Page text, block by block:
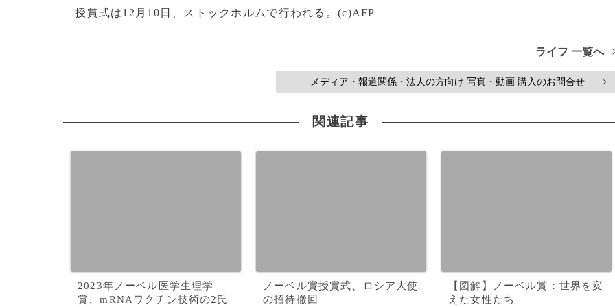
授賞式は12月10日、ストックホルムで行われる。(c)AFP
ライフ 一覧へ
メディア・報道関係・法人の方向け 写真・動画 購入のお問合せ >
関連記事
2023年ノーベル医学生理学
賞、mRNAワクチン技術の2氏
ノーベル賞授賞式、ロシア大使
の招待撤回
【図解】ノーベル賞：世界を変
えた女性たち